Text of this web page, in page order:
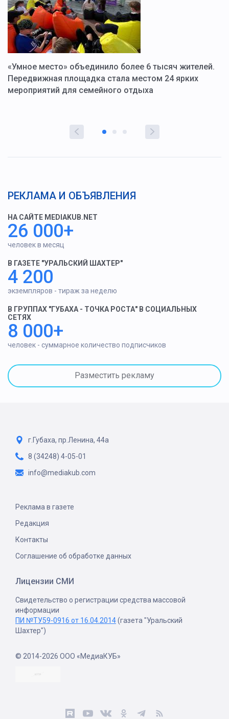
«Умное место» объединило более 6 тысяч жителей.
Передвижная площадка стала местом 24 ярких
мероприятий для семейного отдыха
РЕКЛАМА И ОБЪЯВЛЕНИЯ
НА САЙТЕ MEDIAKUB.NET
26 000+
человек в месяц
В ГАЗЕТЕ "УРАЛЬСКИЙ ШАХТЕР"
4 200
экземпляров - тираж за неделю
В ГРУППАХ "ГУБАХА - ТОЧКА РОСТА" В СОЦИАЛЬНЫХ
СЕТЯХ
8 000+
человек - суммарное количество подписчиков
Разместить рекламу
г.Губаха, пр.Ленина, 44а
8 (34248) 4-05-01
info@mediakub.com
Реклама в газете
Редакция
Контакты
Соглашение об обработке данных
Лицензии СМИ
Свидетельство о регистрации средства массовой
информации
ПИ №ТУ59-0916 от 16.04.2014(газета "Уральский
Шахтер")
© 2014-2026 ООО «МедиаКУБ»